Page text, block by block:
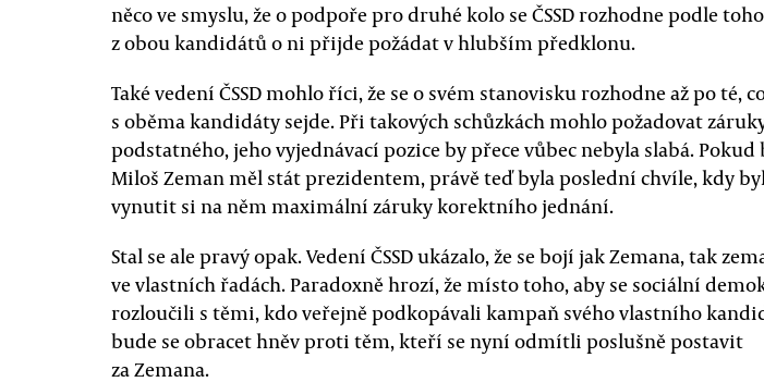
něco ve smyslu, že o podpoře pro druhé kolo se ČSSD rozhodne podle
z obou kandidátů o ni přijde požádat v hlubším předklonu.
Také vedení ČSSD mohlo říci, že se o svém stanovisku rozhodne až po té,
s oběma kandidáty sejde. Při takových schůzkách mohlo požadovat
podstatného, jeho vyjednávací pozice by přece vůbec nebyla slabá. Pokud
Miloš Zeman měl stát prezidentem, právě teď byla poslední chvíle, kdy
vynutit si na něm maximální záruky korektního jednání.
Stal se ale pravý opak. Vedení ČSSD ukázalo, že se bojí jak Zemana, tak
ve vlastních řadách. Paradoxně hrozí, že místo toho, aby se sociální
rozloučili s těmi, kdo veřejně podkopávali kampaň svého vlastního
bude se obracet hněv proti těm, kteří se nyní odmítli poslušně postavit
za Zemana.